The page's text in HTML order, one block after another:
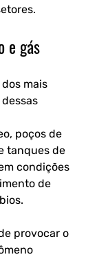
e gás
mais
poços de
tanques de
condições
de
provocar o